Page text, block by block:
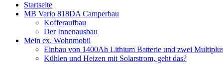
Startseite
MB Vario 818DA Camperbau
Kofferaufbau
Der Innenausbau
Mein ex. Wohnmobil
Einbau von 1400Ah Lithium Batterie und zwei
Kühlen und Heizen mit Solarstrom, geht das?